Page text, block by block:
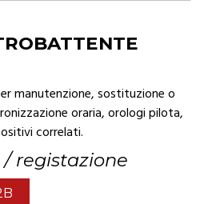
manutenzione, sostituzione o
oraria, orologi pilota,
correlati.
registazione